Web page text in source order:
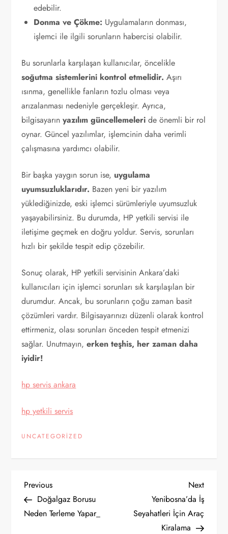
edebilir.
Donma ve Çökme: Uygulamaların donması,
işlemci ile ilgili sorunların habercisi olabilir.
Bu sorunlarla karşılaşan kullanıcılar, öncelikle
soğutma sistemlerini kontrol etmelidir. Aşırı
ısınma, genellikle fanların tozlu olması veya
arızalanması nedeniyle gerçekleşir. Ayrıca,
bilgisayarınyazılım güncellemeleri de önemli bir rol
oynar. Güncel yazılımlar, işlemcinin daha verimli
çalışmasına yardımcı olabilir.
Bir başka yaygın sorun ise, uygulama
uyumsuzluklarıdır. Bazen yeni bir yazılım
yüklediğinizde, eski işlemci sürümleriyle uyumsuzluk
yaşayabilirsiniz. Bu durumda, HP yetkili servisi ile
iletişime geçmek en doğru yoldur. Servis, sorunları
hızlı bir şekilde tespit edip çözebilir.
Sonuç olarak, HP yetkili servisinin Ankara’daki
kullanıcıları için işlemci sorunları sık karşılaşılan bir
durumdur. Ancak, bu sorunların çoğu zaman basit
çözümleri vardır. Bilgisayarınızı düzenli olarak kontrol
ettirmeniz, olası sorunları önceden tespit etmenizi
sağlar. Unutmayın,erken teşhis, her zaman daha
iyidir!
hp servis ankara
hp yetkili servis
UNCATEGORIZED
Y
a
Previous
Post
Previous
Doğalgaz Borusu
Neden Terleme Yapar_
Next
Post
Next
Yenibosna’da İş
Seyahatleri İçin Araç
Kiralama